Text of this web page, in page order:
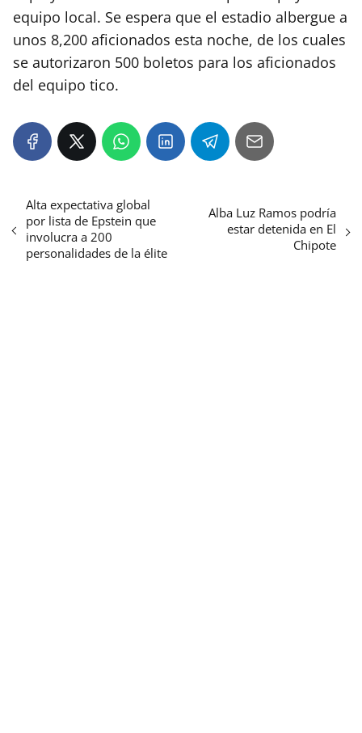
equipo local. Se espera que el estadio albergue a
unos 8,200 aficionados esta noche, de los cuales
se autorizaron 500 boletos para los aficionados
del equipo tico.
Alta expectativa global
por lista de Epstein que
involucra a 200
personalidades de la élite
Alba Luz Ramos podría
estar detenida en El
Chipote